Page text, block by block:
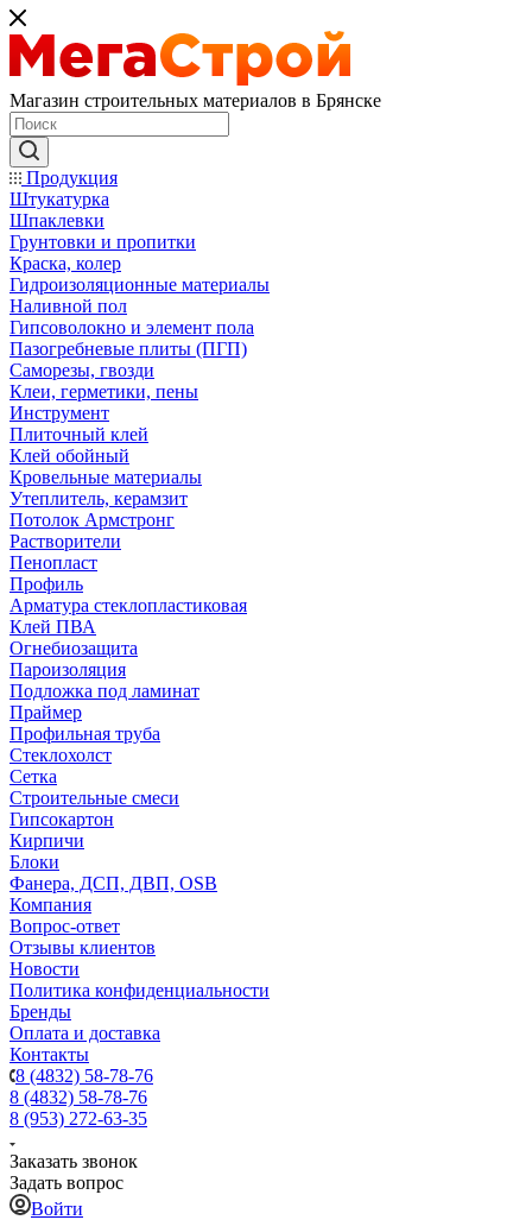
Магазин строительных материалов в Брянске
Продукция
Штукатурка
Шпаклевки
Грунтовки и пропитки
Краска, колер
Гидроизоляционные материалы
Наливной пол
Гипсоволокно и элемент пола
Пазогребневые плиты (ПГП)
Саморезы, гвозди
Клеи, герметики, пены
Инструмент
Плиточный клей
Клей обойный
Кровельные материалы
Утеплитель, керамзит
Потолок Армстронг
Растворители
Пенопласт
Профиль
Арматура стеклопластиковая
Клей ПВА
Огнебиозащита
Пароизоляция
Подложка под ламинат
Праймер
Профильная труба
Стеклохолст
Сетка
Строительные смеси
Гипсокартон
Кирпичи
Блоки
Фанера, ДСП, ДВП, OSB
Компания
Вопрос-ответ
Отзывы клиентов
Новости
Политика конфиденциальности
Бренды
Оплата и доставка
Контакты
8 (4832) 58-78-76
8 (4832) 58-78-76
8 (953) 272-63-35
Заказать звонок
Задать вопрос
Войти